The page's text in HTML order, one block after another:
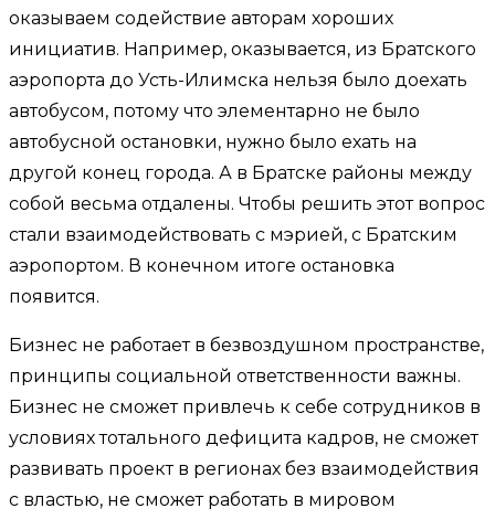
оказываем содействие авторам хороших
инициатив. Например, оказывается, из Братского
аэропорта до Усть-Илимска нельзя было доехать
автобусом, потому что элементарно не было
автобусной остановки, нужно было ехать на
другой конец города. А в Братске районы между
собой весьма отдалены. Чтобы решить этот вопрос
стали взаимодействовать с мэрией, с Братским
аэропортом. В конечном итоге остановка
появится.
Бизнес не работает в безвоздушном пространстве,
принципы социальной ответственности важны.
Бизнес не сможет привлечь к себе сотрудников в
условиях тотального дефицита кадров, не сможет
развивать проект в регионах без взаимодействия
с властью, не сможет работать в мировом